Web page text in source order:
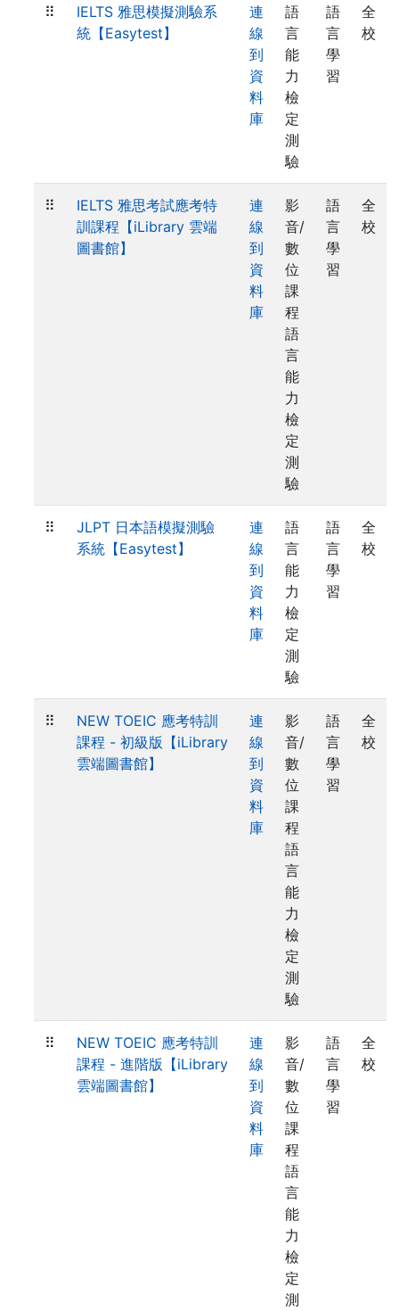
⠿
IELTS 雅思模擬測驗系
統【Easytest】
連
線
到
資
料
庫
語
言
能
力
檢
定
測
驗
語
言
學
習
全
校
⠿
IELTS 雅思考試應考特
訓課程【iLibrary 雲端
圖書館】
連
線
到
資
料
庫
影
音/
數
位
課
程
語
言
能
力
檢
定
測
驗
語
言
學
習
全
校
⠿
JLPT 日本語模擬測驗
系統【Easytest】
連
線
到
資
料
庫
語
言
能
力
檢
定
測
驗
語
言
學
習
全
校
⠿
NEW TOEIC 應考特訓
課程 - 初級版【iLibrary
雲端圖書館】
連
線
到
資
料
庫
影
音/
數
位
課
程
語
言
能
力
檢
定
測
驗
語
言
學
習
全
校
⠿
NEW TOEIC 應考特訓
課程 - 進階版【iLibrary
雲端圖書館】
連
線
到
資
料
庫
影
音/
數
位
課
程
語
言
能
力
檢
定
測
語
言
學
習
全
校